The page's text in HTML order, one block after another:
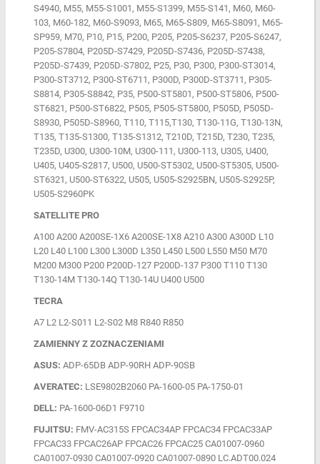
S4940, M55, M55-S1001, M55-S1399, M55-S141, M60, M60-
103, M60-182, M60-S9093, M65, M65-S809, M65-S8091, M65-
SP959, M70, P10, P15, P200, P205, P205-S6237, P205-S6247,
P205-S7804, P205D-S7429, P205D-S7436, P205D-S7438,
P205D-S7439, P205D-S7802, P25, P30, P300, P300-ST3014,
P300-ST3712, P300-ST6711, P300D, P300D-ST3711, P305-
S8814, P305-S8842, P35, P500-ST5801, P500-ST5806, P500-
ST6821, P500-ST6822, P505, P505-ST5800, P505D, P505D-
S8930, P505D-S8960, T110, T115,T130, T130-11G, T130-13N,
T135, T135-S1300, T135-S1312, T210D, T215D, T230, T235,
T235D, U300, U300-10M, U300-111, U300-113, U305, U400,
U405, U405-S2817, U500, U500-ST5302, U500-ST5305, U500-
ST6321, U500-ST6322, U505, U505-S2925BN, U505-S2925P,
U505-S2960PK
SATELLITE PRO
A100 A200 A200SE-1X6 A200SE-1X8 A210 A300 A300D L10
L20 L40 L100 L300 L300D L350 L450 L500 L550 M50 M70
M200 M300 P200 P200D-127 P200D-137 P300 T110 T130
T130-14M T130-14Q T130-14U U400 U500
TECRA
A7 L2 L2-S011 L2-S02 M8 R840 R850
ZAMIENNY Z ZOZNACZENIAMI
ASUS: ADP-65DB ADP-90RH ADP-90SB
AVERATEC: LSE9802B2060 PA-1600-05 PA-1750-01
DELL: PA-1600-06D1 F9710
FUJITSU: FMV-AC315S FPCAC34AP FPCAC34 FPCAC33AP
FPCAC33 FPCAC26AP FPCAC26 FPCAC25 CA01007-0960
CA01007-0930 CA01007-0920 CA01007-0890 LC.ADT00.024